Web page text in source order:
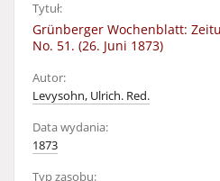
Tytuł:
Grünberger Wochenblatt:
No. 51. (26. Juni 1873)
Autor:
Levysohn, Ulrich. Red.
Data wydania:
1873
Typ zasobu: